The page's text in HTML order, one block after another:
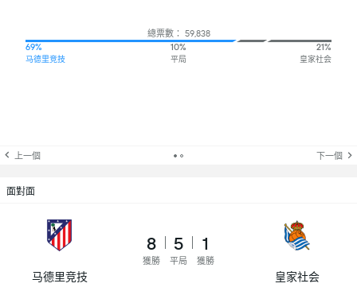
總票數： 59,838
69%
马德里竞技
10%
平局
21%
皇家社会
上一個 下一個
面對面
马德里竞技
8
獲勝
5
平局
1
獲勝
皇家社会